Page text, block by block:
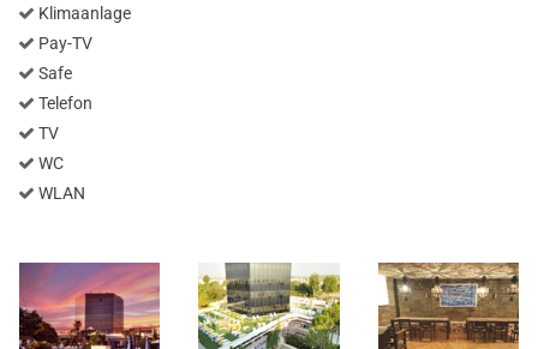
Klimaanlage
Pay-TV
Safe
Telefon
TV
WC
WLAN